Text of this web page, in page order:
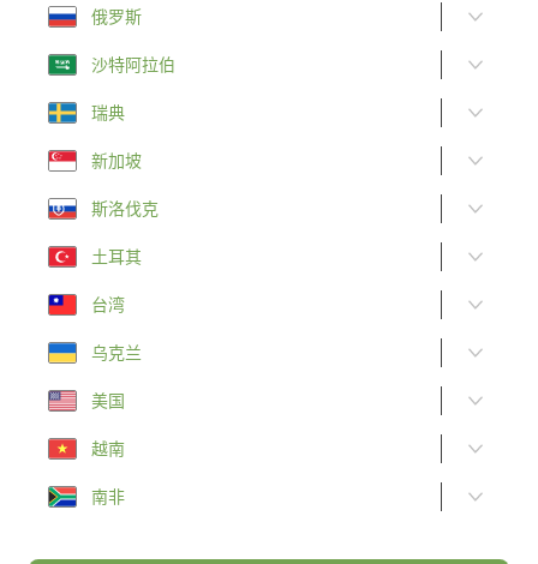
俄罗斯
沙特阿拉伯
瑞典
新加坡
斯洛伐克
土耳其
台湾
乌克兰
美国
越南
南非